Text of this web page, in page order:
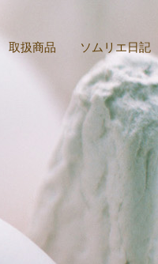
取扱商品 ソムリエ日記